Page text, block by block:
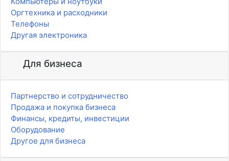
Оргтехника и расходники
Телефоны
Другая электроника
Для бизнеса
Партнерство и сотрудничество
Продажа и покупка бизнеса
Финансы, кредиты, инвестиции
Оборудование
Другое для бизнеса